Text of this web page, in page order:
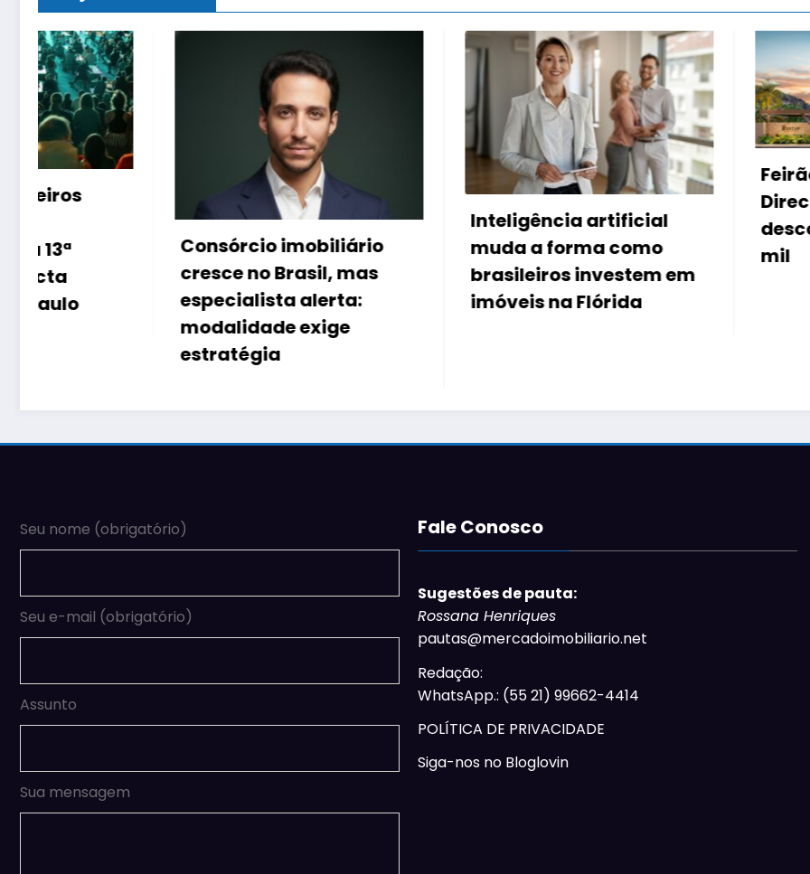
Consórcio imobiliário
cresce no Brasil, mas
especialista alerta:
modalidade exige
Inteligência artificial
muda a forma como
brasileiros investem em
imóveis na Flórida
Feirão de imóveis
Direcional e Riva
descontos de até
mil
Seu nome (obrigatório)
Seu e-mail (obrigatório)
Assunto
Sua mensagem
Fale Conosco
Sugestões de pauta:
Rossana Henriques
pautas@mercadoimobiliario.net
Redação:
WhatsApp.: (55 21) 99662-4414
POLÍTICA DE PRIVACIDADE
Siga-nos no Bloglovin